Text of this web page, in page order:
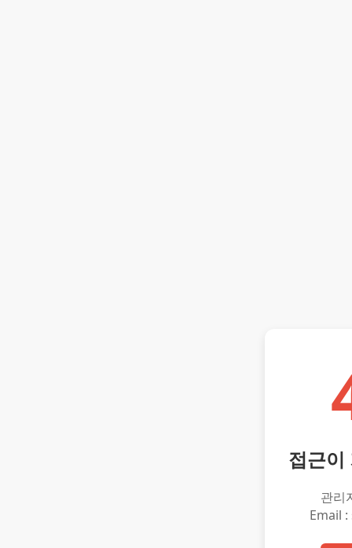
접근이
관리
Email